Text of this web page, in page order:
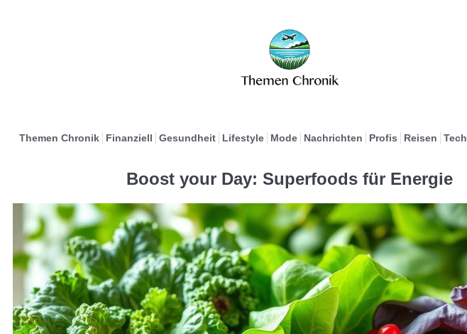
Themen Chronik Finanziell Gesundheit Lifestyle Mode Nachrichten Profis Reisen Tech
Boost your Day: Superfoods für Energie